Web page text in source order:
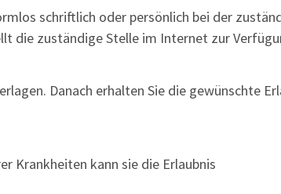
schriftlich oder persönlich bei der
die zuständige Stelle im Internet zur
Danach erhalten Sie die gewünschte
Krankheiten kann sie die Erlaubnis